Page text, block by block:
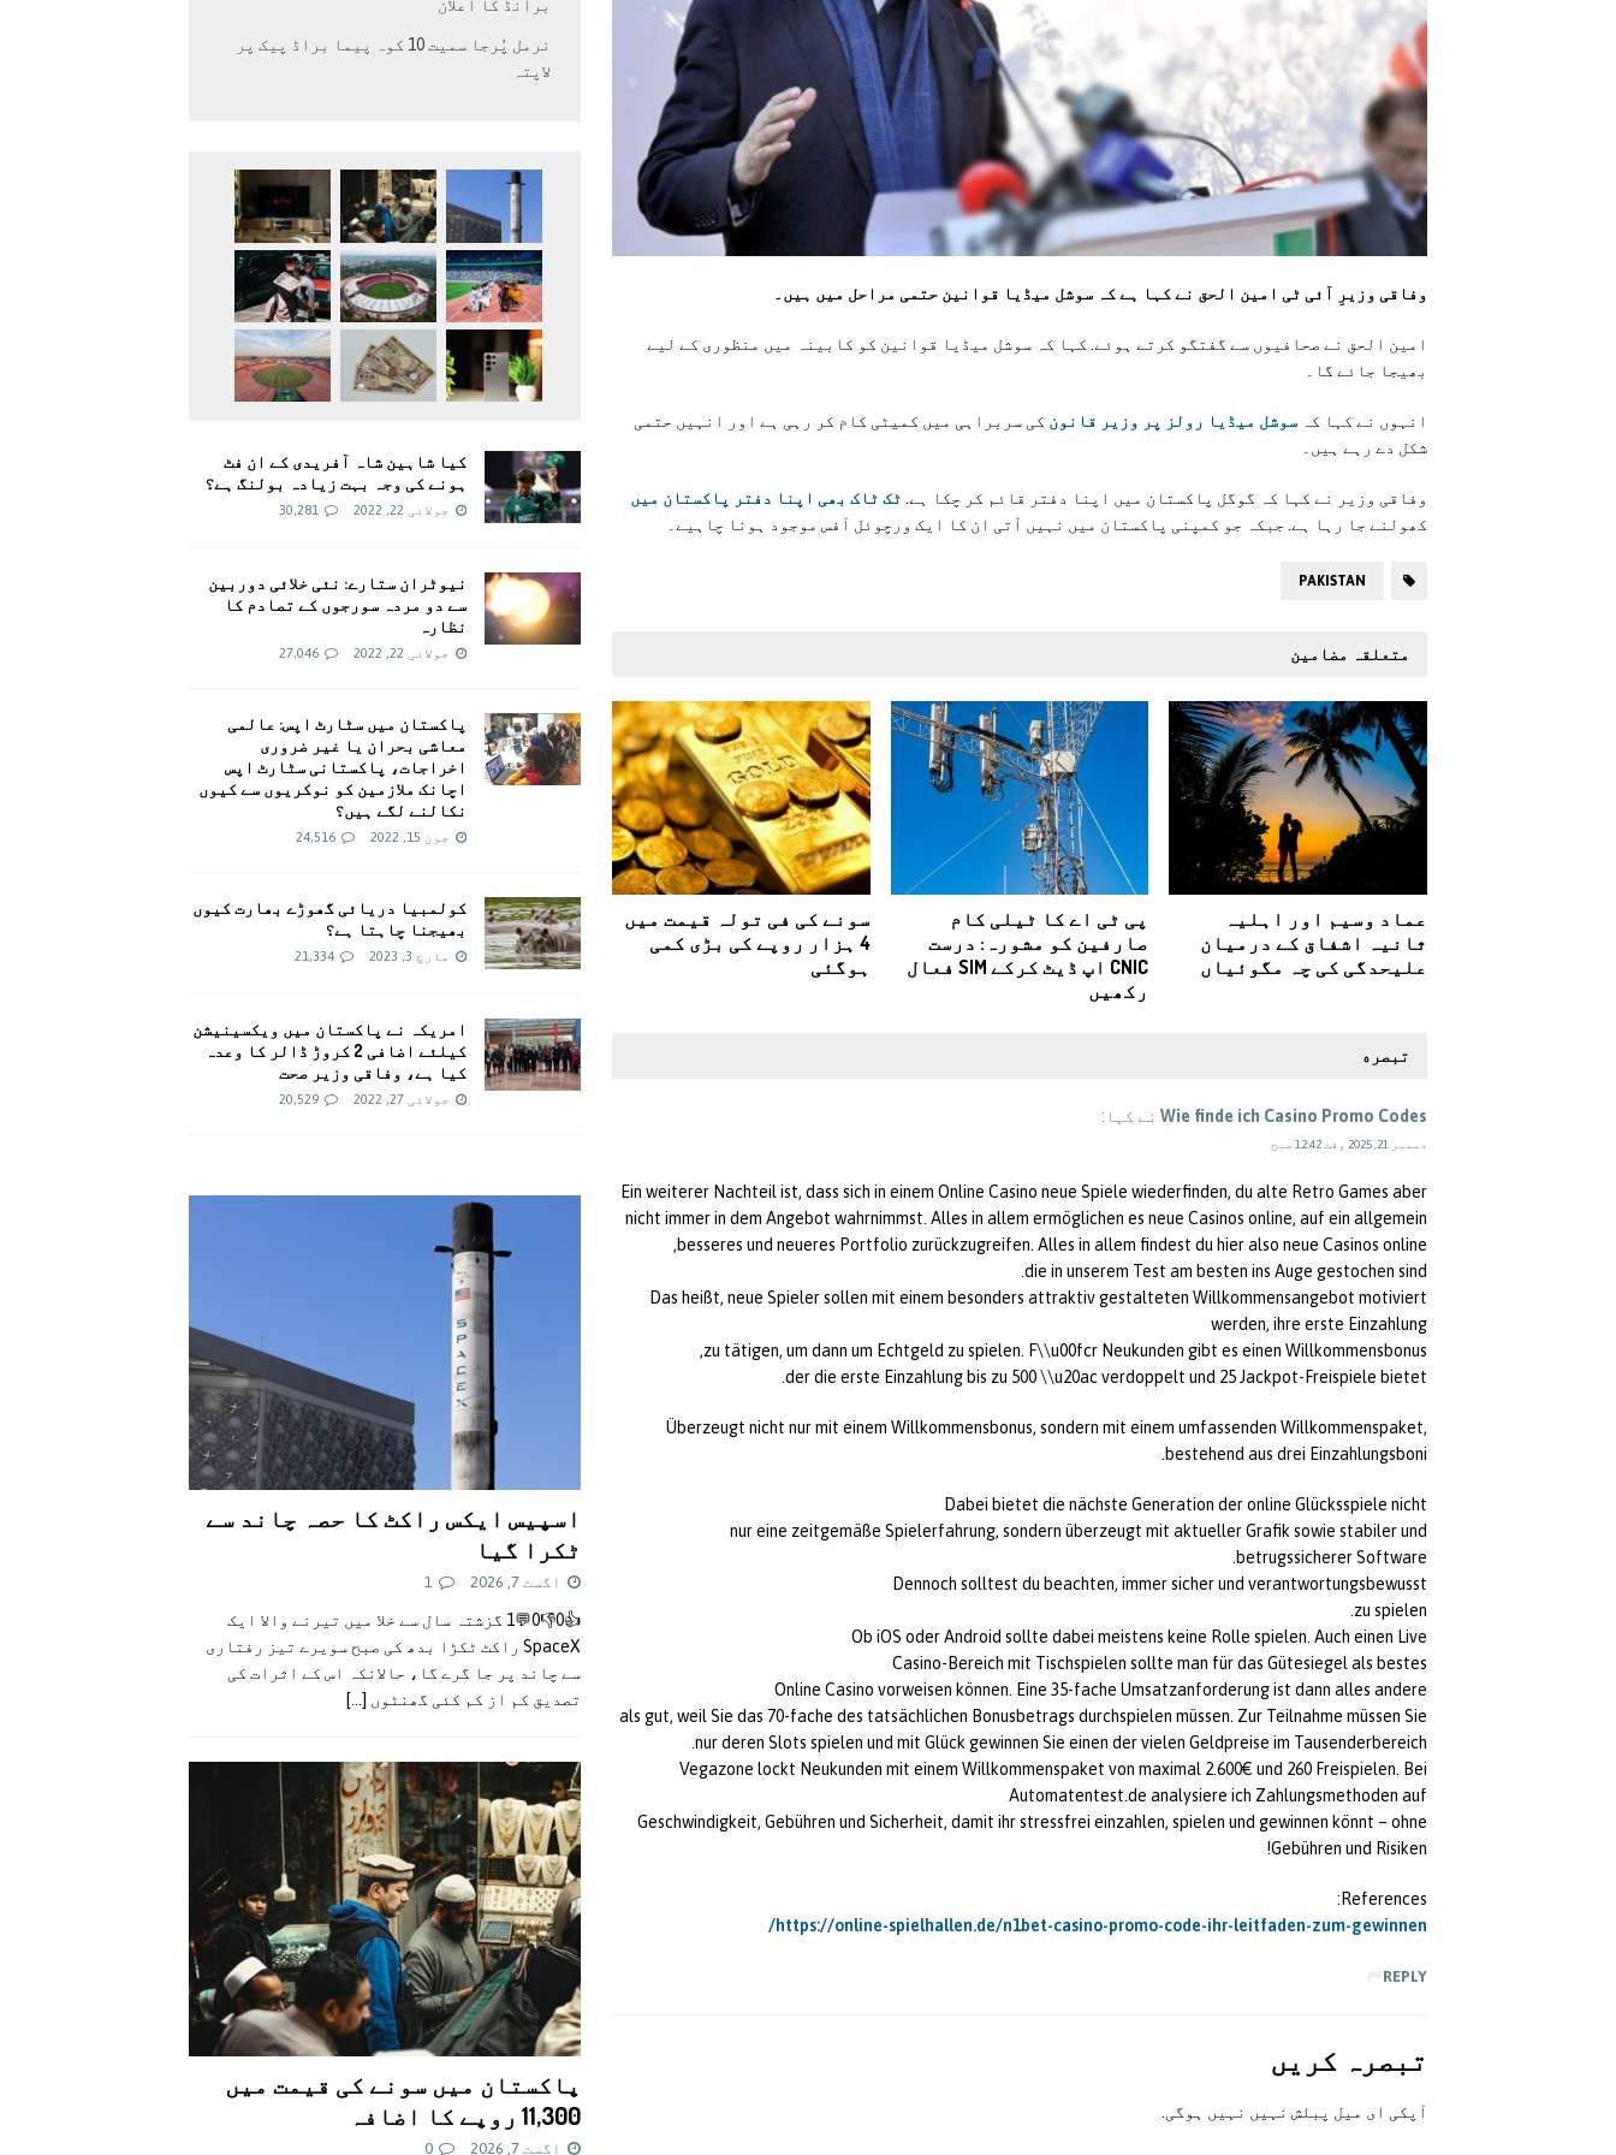
وفاقی وزیرِ آئی ٹی امین الحق نے کہا ہے کہ سوشل میڈیا قوانین حتمی مراحل میں ہیں۔
امین الحق نے صحافیوں سے گفتگو کرتے ہوئے. کہا کہ سوشل میڈیا قوانین کو کابینہ میں منظوری کے لیے
بھیجا جائے گا۔
انہوں نے کہا کہ سوشل میڈیا رولز پر وزیر قانون کی سربراہی میں کمیٹی کام کر رہی ہے اور انہیں حتمی
شکل دے رہے ہیں۔
وفاقی وزیر نے کہا کہ گوگل پاکستان میں اپنا دفتر قائم کر چکا ہے. ٹک ٹاک بھی اپنا دفتر پاکستان میں
کھولنے جا رہا ہے. جبکہ جو کمپنی پاکستان میں نہیں آتی ان کا ایک ورچوئل آفس موجود ہونا چاہیے۔
PAKISTAN
متعلقہ مضامین
عماد وسیم اور اہلیہ
ثانیہ اشفاق کے درمیان
علیحدگی کی چہ مگوئیاں
پی ٹی اے کا ٹیلی کام
صارفین کو مشورہ: درست
CNIC اپ ڈیٹ کرکے SIM فعال
رکھیں
سونے کی فی تولہ قیمت میں
4 ہزار روپے کی بڑی کمی
ہوگئی
تبصره
Wie finde ich Casino Promo Codes نے کہا:
دسمبر 21, 2025 وقت 12:42 صبح
Ein weiterer Nachteil ist, dass sich in einem Online Casino neue Spiele wiederfinden, du alte Retro Games aber
nicht immer in dem Angebot wahrnimmst. Alles in allem ermöglichen es neue Casinos online, auf ein allgemein
besseres und neueres Portfolio zurückzugreifen. Alles in allem findest du hier also neue Casinos online,
die in unserem Test am besten ins Auge gestochen sind.
Das heißt, neue Spieler sollen mit einem besonders attraktiv gestalteten Willkommensangebot motiviert
werden, ihre erste Einzahlung
zu tätigen, um dann um Echtgeld zu spielen. F\\u00fcr Neukunden gibt es einen Willkommensbonus,
der die erste Einzahlung bis zu 500 \\u20ac verdoppelt und 25 Jackpot-Freispiele bietet.
Überzeugt nicht nur mit einem Willkommensbonus, sondern mit einem umfassenden Willkommenspaket,
bestehend aus drei Einzahlungsboni.
Dabei bietet die nächste Generation der online Glücksspiele nicht
nur eine zeitgemäße Spielerfahrung, sondern überzeugt mit aktueller Grafik sowie stabiler und
betrugssicherer Software.
Dennoch solltest du beachten, immer sicher und verantwortungsbewusst
zu spielen.
Ob iOS oder Android sollte dabei meistens keine Rolle spielen. Auch einen Live
Casino-Bereich mit Tischspielen sollte man für das Gütesiegel als bestes
Online Casino vorweisen können. Eine 35-fache Umsatzanforderung ist dann alles andere
als gut, weil Sie das 70-fache des tatsächlichen Bonusbetrags durchspielen müssen. Zur Teilnahme müssen Sie
nur deren Slots spielen und mit Glück gewinnen Sie einen der vielen Geldpreise im Tausenderbereich.
Vegazone lockt Neukunden mit einem Willkommenspaket von maximal 2.600€ und 260 Freispielen. Bei
Automatentest.de analysiere ich Zahlungsmethoden auf
Geschwindigkeit, Gebühren und Sicherheit, damit ihr stressfrei einzahlen, spielen und gewinnen könnt – ohne
Gebühren und Risiken!
References:
https://online-spielhallen.de/n1bet-casino-promo-code-ihr-leitfaden-zum-gewinnen/
REPLY
تبصرہ کريں
آپکی ای ميل پبلش نہيں نہيں ہوگی.
برانڈ کا اعلان
نرمل پُرجا سمیت 10 کوہ پیما براڈ پیک پر
لاپتہ
کیا شاہین شاہ آفریدی کے ان فٹ
ہونے کی وجہ بہت زیادہ بولنگ ہے؟
جولائی 22, 2022 30,281
نیوٹران ستارے: نئی خلائی دوربین
سے دو مردہ سورجوں کے تصادم کا
نظارہ
جولائی 22, 2022 27,046
پاکستان میں سٹارٹ اپس: عالمی
معاشی بحران یا غیر ضروری
اخراجات، پاکستانی سٹارٹ اپس
اچانک ملازمین کو نوکریوں سے کیوں
نکالنے لگے ہیں؟
جون 15, 2022 24,516
کولمبیا دریائی گھوڑے بھارت کیوں
بھیجنا چاہتا ہے؟
مارچ 3, 2023 21,334
امريکہ نے پاکستان میں ویکسینیشن
کیلئے اضافی 2 کروڑ ڈالر کا وعدہ
کیا ہے، وفاقی وزیر صحت
جولائی 27, 2022 20,529
اسپیس ایکس راکٹ کا حصہ چاند سے
ٹکرا گیا
اگست 7, 2026 1
👍0👎0💬1 گزشتہ سال سے خلا میں تیرنے والا ایک
SpaceX راکٹ ٹکڑا بدھ کی صبح سویرے تیز رفتاری
سے چاند پر جا گرے گا، حالانکہ اس کے اثرات کی
تصدیق کم از کم کئی گھنٹوں [...]
پاکستان میں سونے کی قیمت میں
11,300 روپے کا اضافہ
اگست 7, 2026 0